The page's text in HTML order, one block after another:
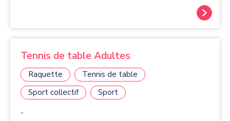
Tennis de table Adultes
Raquette
Tennis de table
Sport collectif
Sport
-